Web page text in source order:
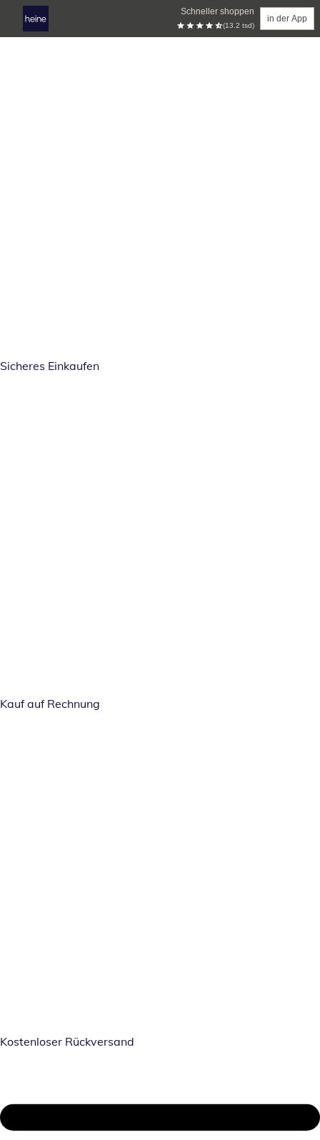
Schneller shoppen
(13.2 tsd)
in der App
Sicheres Einkaufen
Kauf auf Rechnung
Kostenloser Rückversand